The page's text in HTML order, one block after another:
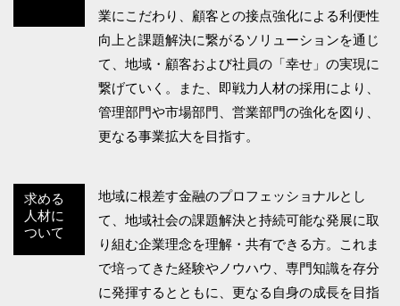
業にこだわり、顧客との接点強化による利便性
向上と課題解決に繋がるソリューションを通じ
て、地域・顧客および社員の「幸せ」の実現に
繋げていく。また、即戦力人材の採用により、
管理部門や市場部門、営業部門の強化を図り、
更なる事業拡大を目指す。
求める
人材に
ついて
地域に根差す金融のプロフェッショナルとし
て、地域社会の課題解決と持続可能な発展に取
り組む企業理念を理解・共有できる方。これま
で培ってきた経験やノウハウ、専門知識を存分
に発揮するとともに、更なる自身の成長を目指